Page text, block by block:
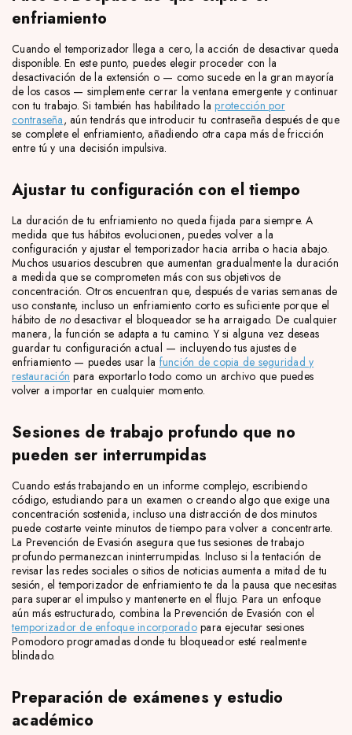
enfriamiento
Cuando el temporizador llega a cero, la acción de desactivar queda
disponible. En este punto, puedes elegir proceder con la
desactivación de la extensión o — como sucede en la gran mayoría
de los casos — simplemente cerrar la ventana emergente y continuar
con tu trabajo. Si también has habilitado laprotección por
contraseña, aún tendrás que introducir tu contraseña después de que
se complete el enfriamiento, añadiendo otra capa más de fricción
entre tú y una decisión impulsiva.
Ajustar tu configuración con el tiempo
La duración de tu enfriamiento no queda fijada para siempre. A
medida que tus hábitos evolucionen, puedes volver a la
configuración y ajustar el temporizador hacia arriba o hacia abajo.
Muchos usuarios descubren que aumentan gradualmente la duración
a medida que se comprometen más con sus objetivos de
concentración. Otros encuentran que, después de varias semanas de
uso constante, incluso un enfriamiento corto es suficiente porque el
hábito de nodesactivar el bloqueador se ha arraigado. De cualquier
manera, la función se adapta a tu camino. Y si alguna vez deseas
guardar tu configuración actual — incluyendo tus ajustes de
enfriamiento — puedes usar la función de copia de seguridad y
restauración para exportarlo todo como un archivo que puedes
volver a importar en cualquier momento.
Sesiones de trabajo profundo que no
pueden ser interrumpidas
Cuando estás trabajando en un informe complejo, escribiendo
código, estudiando para un examen o creando algo que exige una
concentración sostenida, incluso una distracción de dos minutos
puede costarte veinte minutos de tiempo para volver a concentrarte.
La Prevención de Evasión asegura que tus sesiones de trabajo
profundo permanezcan ininterrumpidas. Incluso si la tentación de
revisar las redes sociales o sitios de noticias aumenta a mitad de tu
sesión, el temporizador de enfriamiento te da la pausa que necesitas
para superar el impulso y mantenerte en el flujo. Para un enfoque
aún más estructurado, combina la Prevención de Evasión con el
temporizador de enfoque incorporadopara ejecutar sesiones
Pomodoro programadas donde tu bloqueador esté realmente
blindado.
Preparación de exámenes y estudio
académico